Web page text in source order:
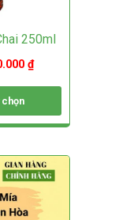
250ml
₫
chọn